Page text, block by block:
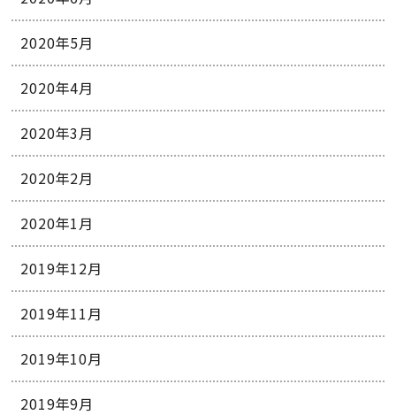
2020年5月
2020年4月
2020年3月
2020年2月
2020年1月
2019年12月
2019年11月
2019年10月
2019年9月